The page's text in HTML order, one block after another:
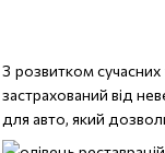
З розвитком
застрахований від
для авто, який